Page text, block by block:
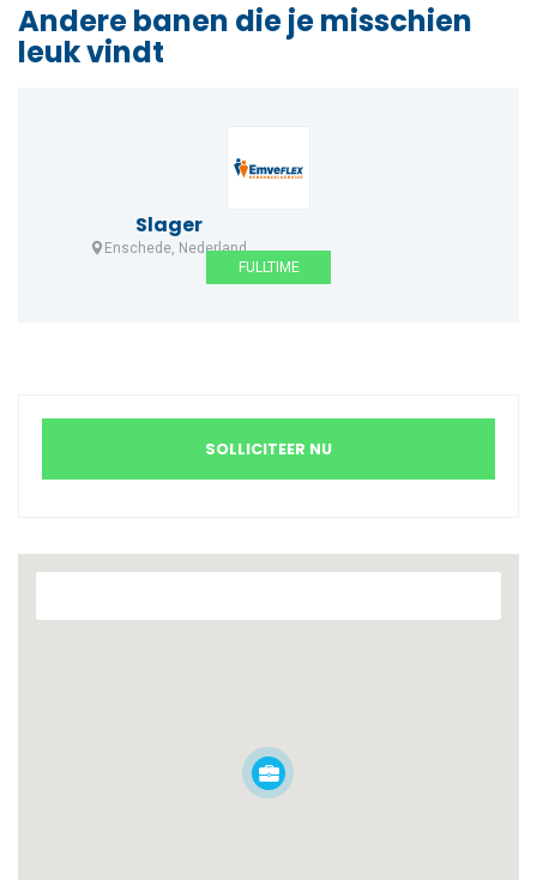
Andere banen die je misschien
leuk vindt
Slager
Enschede, Nederland
FULLTIME
SOLLICITEER NU